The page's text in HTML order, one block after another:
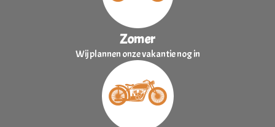
Zomer
Wij plannen onze vakantie nog in